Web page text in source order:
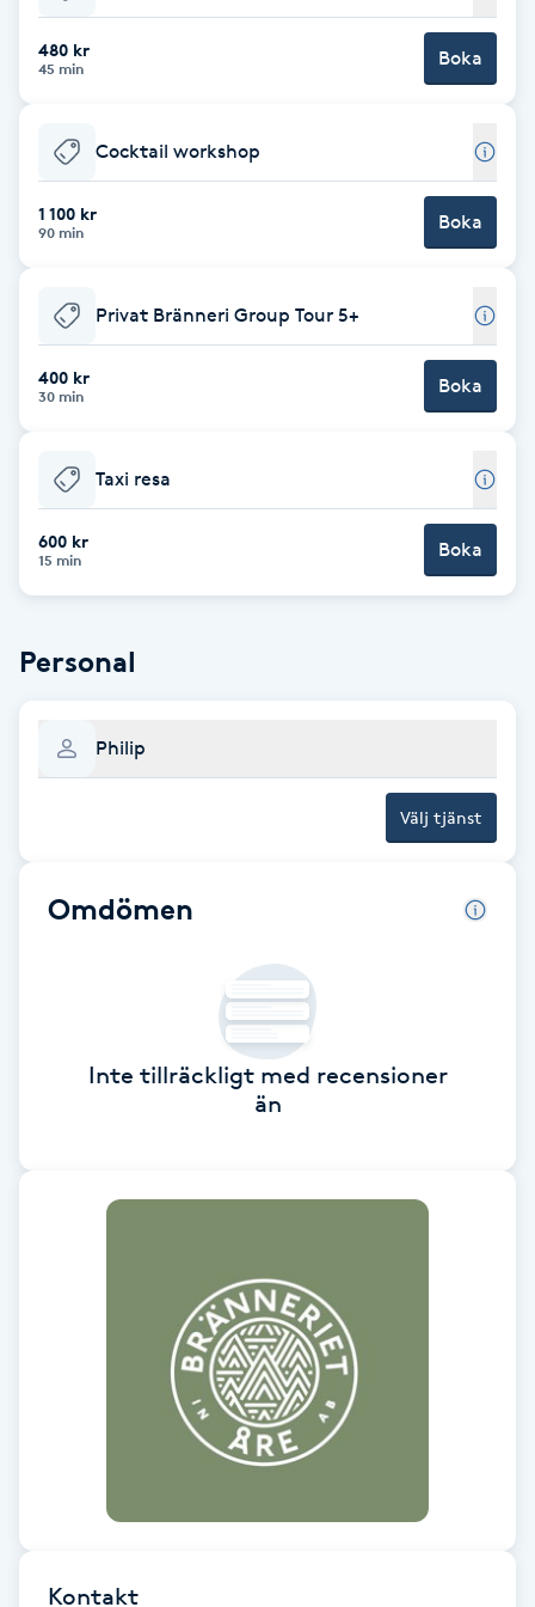
Babylights
Balayage
Bambumassage
Barber
Barnklippning
BIAB
Bottenfärg
Bröllopsuppsättning
Cryoterapi
Damklippning
Eyeliner-tatuering
480 kr
45 min Boka
Cocktail workshop
1 100 kr
90 min Boka
Privat Bränneri Group Tour 5+
400 kr
30 min Boka
Taxi resa
600 kr
15 min Boka
Personal
Philip
Välj tjänst
Omdömen
Inte tillräckligt med recensioner
än
Kontakt